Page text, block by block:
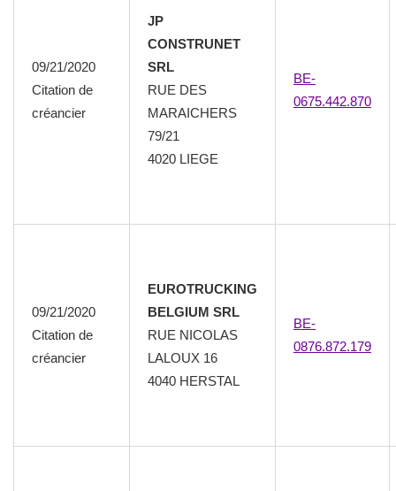
09/21/2020
Citation de
créancier
JP
CONSTRUNET
SRL
RUE DES
MARAICHERS
79/21
4020 LIEGE
BE-
0675.442.870
09/21/2020
Citation de
créancier
EUROTRUCKING
BELGIUM SRL
RUE NICOLAS
LALOUX 16
4040 HERSTAL
BE-
0876.872.179